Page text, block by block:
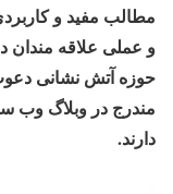
مطالب مفید و
و عملی علاقه مندان
حوزه آتش نشانی
مندرج در وبلاگ وب
دارند.